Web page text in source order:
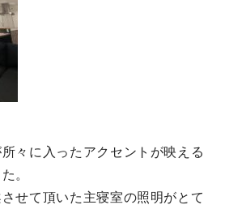
々に入ったアクセントが映える
。
せて頂いた主寝室の照明がとて